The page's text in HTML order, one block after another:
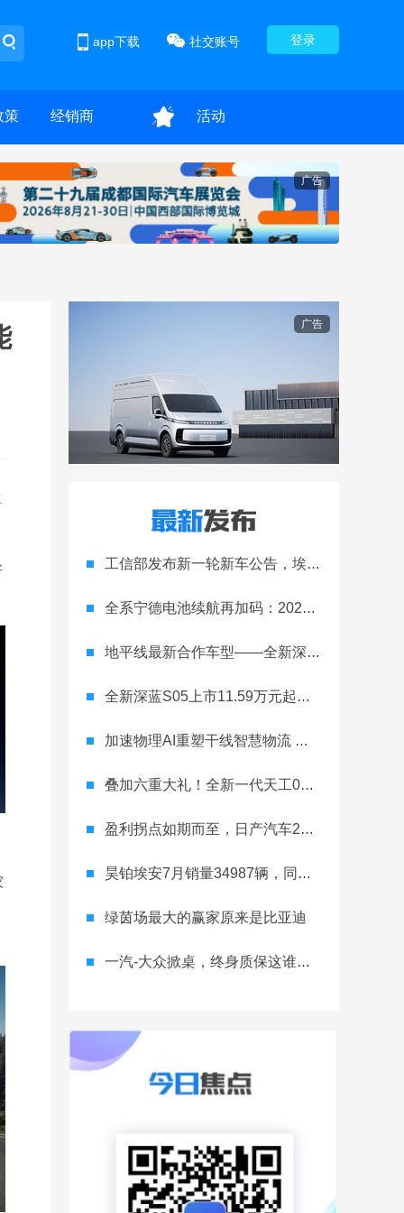
登录
社交账号
app下载
策 经销商 活动
广告
广告
工信部发布新一轮新车公告，埃安Ray 7引发关注
全系宁德电池续航再加码：2027款埃安RT上市，9.98万元起
地平线最新合作车型——全新深蓝S05正式上市！
全新深蓝S05上市11.59万元起，全球时尚激光智能SUV全面进阶
加速物理AI重塑干线智慧物流 智加科技战略合作图达通
叠加六重大礼！全新一代天工08 670 Max上市限时价17.99万元
盈利拐点如期而至，日产汽车26财年一季度财报释放稳健增长信号
昊铂埃安7月销量34987辆，同比增长31.74%，全新Ray系列蓄势待发
绿茵场最大的赢家原来是比亚迪
一汽-大众掀桌，终身质保这谁顶得住？